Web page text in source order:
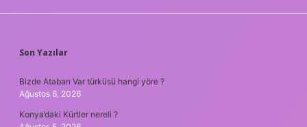
SIDEBAR
Son Yazılar
Bizde Atabarı Var türküsü hangi yöre ?
Ağustos 6, 2026
Konya’daki Kürtler nereli ?